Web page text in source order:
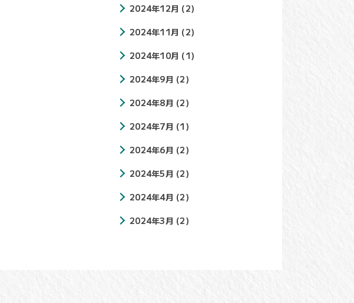
2024年12月 (2)
2024年11月 (2)
2024年10月 (1)
2024年9月 (2)
2024年8月 (2)
2024年7月 (1)
2024年6月 (2)
2024年5月 (2)
2024年4月 (2)
2024年3月 (2)